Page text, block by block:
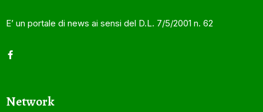
E’ un portale di news ai sensi del D.L. 7/5/2001 n. 62
Network